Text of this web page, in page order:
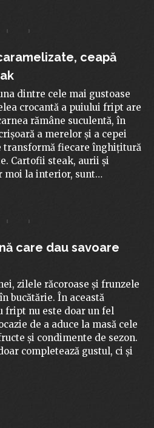
ceapă
dintre cele mai gustoase
crocantă a puiului fript are
rămâne suculentă, în
a merelor și a cepei
transformă fiecare înghițitură
Cartofii steak, aurii și
moi la interior, sunt…
care dau savoare
zilele răcoroase și frunzele
bucătărie. În această
fript nu este doar un fel
de a aduce la masă cele
și condimente de sezon.
completează gustul, ci și